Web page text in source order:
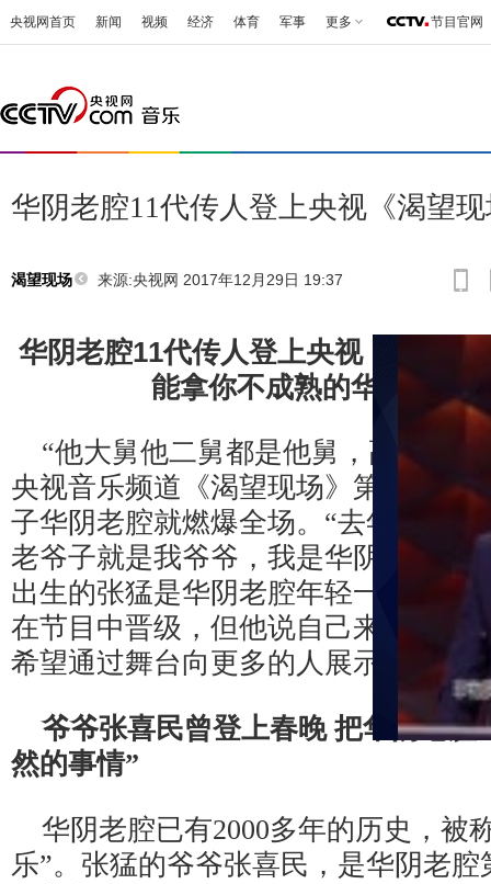
央视网首页 新闻 视频 经济 体育 军事 更多 节目官网
华阴老腔11代传人登上央视《渴望
渴望现场 来源:央视网 2017年12月29日 19:37
华阴老腔11代传人登上央视《渴望现
能拿你不成熟的华阴老腔
“他大舅他二舅都是他舅，高桌子
央视音乐频道《渴望现场》第二期的
子华阴老腔就燃爆全场。“去年春晚
老爷子就是我爷爷，我是华阴老腔的
出生的张猛是华阴老腔年轻一代的唯
在节目中晋级，但他说自己来到《渴
希望通过舞台向更多的人展示华阴老
爷爷张喜民曾登上春晚 把华阴老腔
然的事情”
华阴老腔已有2000多年的历史，被
乐”。张猛的爷爷张喜民，是华阴老